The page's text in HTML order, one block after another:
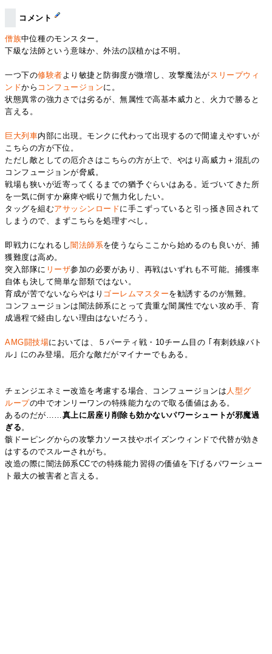
コメント
僧族中位種のモンスター。
下級な法師という意味か、外法の誤植かは不明。
一つ下の修験者 より敏捷と防御度が微増し、攻撃魔法が スリープウィ
ンドから コンフュージョンに。
状態異常の強力さでは劣るが、無属性で高基本威力と、火力で勝ると
言える。
巨大列車内部に出現。モンクに代わって出現するので間違えやすいが
こちらの方が下位。
ただし敵としての厄介さはこちらの方が上で、やはり高威力＋混乱の
コンフュージョンが脅威。
戦場も狭いが近寄ってくるまでの猶予ぐらいはある。近づいてきた所
を一気に倒すか麻痺や眠りで無力化したい。
タッグを組むアサッシンロードに手こずっていると引っ掻き回されて
しまうので、まずこちらを処理すべし。
即戦力になれるし 闇法師系を使うならここから始めるのも良いが、捕
獲難度は高め。
突入部隊に リーザ参加の必要があり、再戦はいずれも不可能。捕獲率
自体も決して簡単な部類ではない。
育成が苦でないならやはり ゴーレムマスターを勧誘するのが無難。
コンフュージョンは闇法師系にとって貴重な闇属性でない攻め手、育
成過程で経由しない理由はないだろう。
AMG闘技場においては、５パーティ戦・10チーム目の ｢有刺鉄線バト
ル｣ にのみ登場。厄介な敵だがマイナーでもある。
チェンジエネミー改造を考慮する場合、コンフュージョンは 人 型グ
ループの中でオンリーワンの特殊能力なので取る価値はある。
あるのだが…… 真上に居座り削除も効かないパワーシュートが邪魔過
ぎる 。
骸ドーピングからの攻撃力ソース技やポイズンウィンドで代替が効き
はするのでスルーされがち。
改造の際に闇法師系CCでの特殊能力習得の価値を下げるパワーシュー
ト最大の被害者と言える。